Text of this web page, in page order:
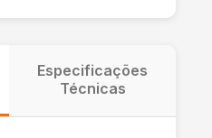
Especificações
Técnicas